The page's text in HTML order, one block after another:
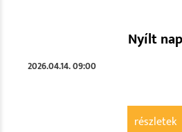
Nyílt nap
2026.04.14. 09:00
részletek